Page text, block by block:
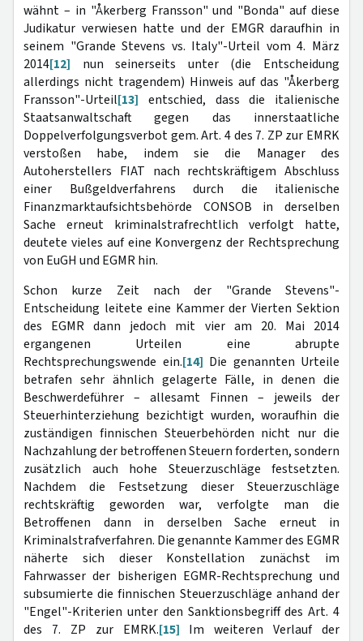
wähnt – in "Åkerberg Fransson" und "Bonda" auf diese
Judikatur verwiesen hatte und der EMGR daraufhin in
seinem "Grande Stevens vs. Italy"-Urteil vom 4. März
2014[12] nun seinerseits unter (die Entscheidung
allerdings nicht tragendem) Hinweis auf das "Åkerberg
Fransson"-Urteil[13] entschied, dass die italienische
Staatsanwaltschaft gegen das innerstaatliche
Doppelverfolgungsverbot gem. Art. 4 des 7. ZP zur EMRK
verstoßen habe, indem sie die Manager des
Autoherstellers FIAT nach rechtskräftigem Abschluss
einer Bußgeldverfahrens durch die italienische
Finanzmarktaufsichtsbehörde CONSOB in derselben
Sache erneut kriminalstrafrechtlich verfolgt hatte,
deutete vieles auf eine Konvergenz der Rechtsprechung
von EuGH und EGMR hin.
Schon kurze Zeit nach der "Grande Stevens"-
Entscheidung leitete eine Kammer der Vierten Sektion
des EGMR dann jedoch mit vier am 20. Mai 2014
ergangenen Urteilen eine abrupte
Rechtsprechungswende ein.[14] Die genannten Urteile
betrafen sehr ähnlich gelagerte Fälle, in denen die
Beschwerdeführer – allesamt Finnen – jeweils der
Steuerhinterziehung bezichtigt wurden, woraufhin die
zuständigen finnischen Steuerbehörden nicht nur die
Nachzahlung der betroffenen Steuern forderten, sondern
zusätzlich auch hohe Steuerzuschläge festsetzten.
Nachdem die Festsetzung dieser Steuerzuschläge
rechtskräftig geworden war, verfolgte man die
Betroffenen dann in derselben Sache erneut in
Kriminalstrafverfahren. Die genannte Kammer des EGMR
näherte sich dieser Konstellation zunächst im
Fahrwasser der bisherigen EGMR-Rechtsprechung und
subsumierte die finnischen Steuerzuschläge anhand der
"Engel"-Kriterien unter den Sanktionsbegriff des Art. 4
des 7. ZP zur EMRK.[15] Im weiteren Verlauf der